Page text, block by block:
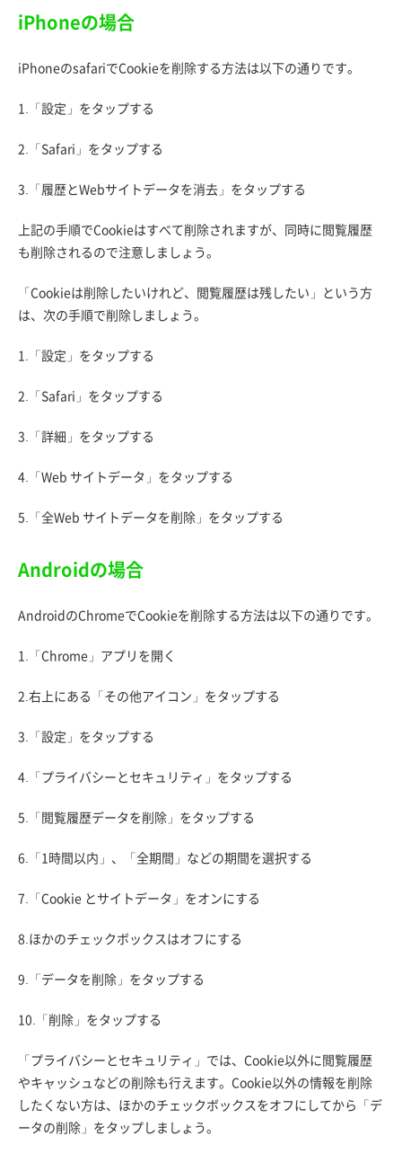
iPhoneの場合
iPhoneのsafariでCookieを削除する方法は以下の通りです。
1.「設定」をタップする
2.「Safari」をタップする
3.「履歴とWebサイトデータを消去」をタップする
上記の手順でCookieはすべて削除されますが、同時に閲覧履歴
も削除されるので注意しましょう。
「Cookieは削除したいけれど、閲覧履歴は残したい」という方
は、次の手順で削除しましょう。
1.「設定」をタップする
2.「Safari」をタップする
3.「詳細」をタップする
4.「Web サイトデータ」をタップする
5.「全Web サイトデータを削除」をタップする
Androidの場合
AndroidのChromeでCookieを削除する方法は以下の通りです。
1.「Chrome」アプリを開く
2.右上にある「その他アイコン」をタップする
3.「設定」をタップする
4.「プライバシーとセキュリティ」をタップする
5.「閲覧履歴データを削除」をタップする
6.「1時間以内」、「全期間」などの期間を選択する
7.「Cookie とサイトデータ」をオンにする
8.ほかのチェックボックスはオフにする
9.「データを削除」をタップする
10.「削除」をタップする
「プライバシーとセキュリティ」では、Cookie以外に閲覧履歴
やキャッシュなどの削除も行えます。Cookie以外の情報を削除
したくない方は、ほかのチェックボックスをオフにしてから「デ
ータの削除」をタップしましょう。